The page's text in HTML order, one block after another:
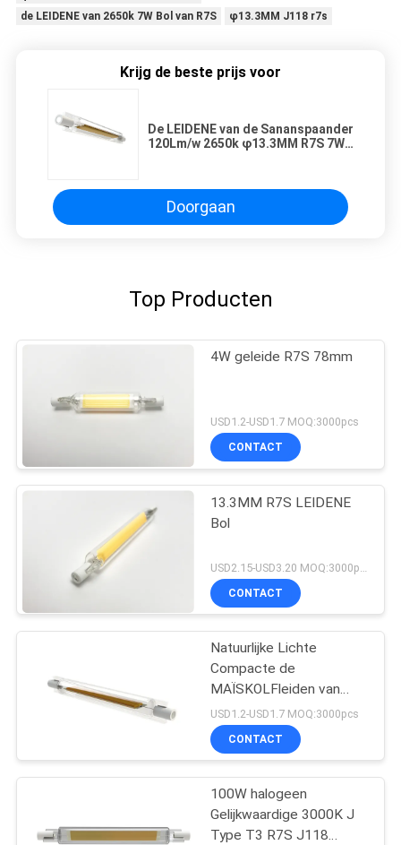
de LEIDENE van 2650k 7W Bol van R7S
φ13.3MM J118 r7s
Krijg de beste prijs voor
De LEIDENE van de Sananspaander
120Lm/w 2650k φ13.3MM R7S 7W
Doorgaan
Top Producten
4W geleide R7S 78mm
USD1.2-USD1.7 MOQ:3000pcs
CONTACT
13.3MM R7S LEIDENE
Bol
USD2.15-USD3.20 MOQ:3000pcs
CONTACT
Natuurlijke Lichte
Compacte de
MAÏSKOLFleiden van
4200K 7W 118mm R7s
zonder Beperkingen
USD1.2-USD1.7 MOQ:3000pcs
CONTACT
100W halogeen
Gelijkwaardige 3000K J
Type T3 R7S J118